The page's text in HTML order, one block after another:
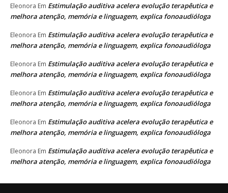
Eleonora Em Estimulação auditiva acelera evolução terapêutica e
melhora atenção, memória e linguagem, explica fonoaudióloga
Eleonora Em Estimulação auditiva acelera evolução terapêutica e
melhora atenção, memória e linguagem, explica fonoaudióloga
Eleonora Em Estimulação auditiva acelera evolução terapêutica e
melhora atenção, memória e linguagem, explica fonoaudióloga
Eleonora Em Estimulação auditiva acelera evolução terapêutica e
melhora atenção, memória e linguagem, explica fonoaudióloga
Eleonora Em Estimulação auditiva acelera evolução terapêutica e
melhora atenção, memória e linguagem, explica fonoaudióloga
Eleonora Em Estimulação auditiva acelera evolução terapêutica e
melhora atenção, memória e linguagem, explica fonoaudióloga